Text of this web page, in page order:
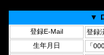
▼
登録E-Mail
生年月日